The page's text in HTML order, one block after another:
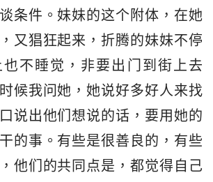
条件。妹妹的这个附体，在她
又猖狂起来，折腾的妹妹不停
不睡觉，非要出门到街上去
候我问她，她说好多好人来找
说出他们想说的话，要用她的
的事。有些是很善良的，有些
他们的共同点是，都觉得自己